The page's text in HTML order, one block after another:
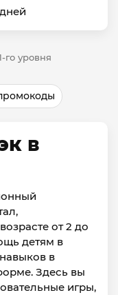
дней
го уровня
в
от 2 до
детям в
в
Здесь вы
игры,